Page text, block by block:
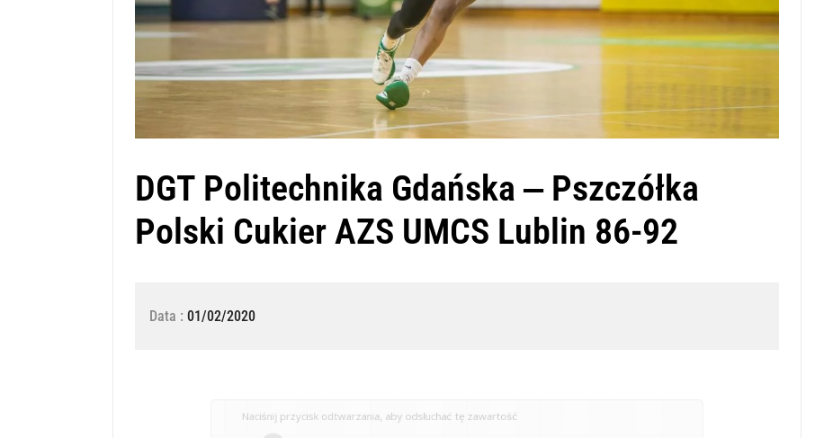
DGT Politechnika Gdańska ‒ Pszczółka
Polski Cukier AZS UMCS Lublin 86-92
Data : 01/02/2020
Naciśnij przycisk odtwarzania, aby odsłuchać tę zawartość